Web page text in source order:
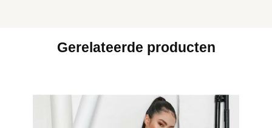
Gerelateerde producten